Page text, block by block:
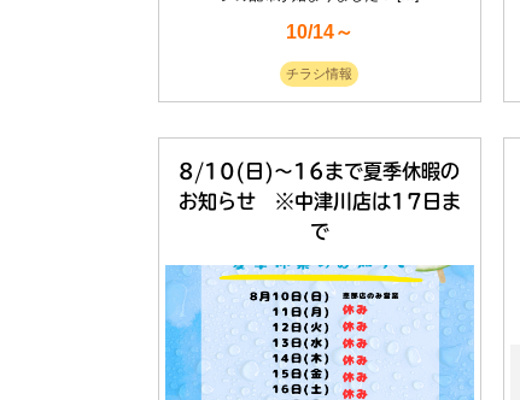
10/14～
チラシ情報
8/10(日)～16まで夏季休暇の
お知らせ ※中津川店は17日ま
で